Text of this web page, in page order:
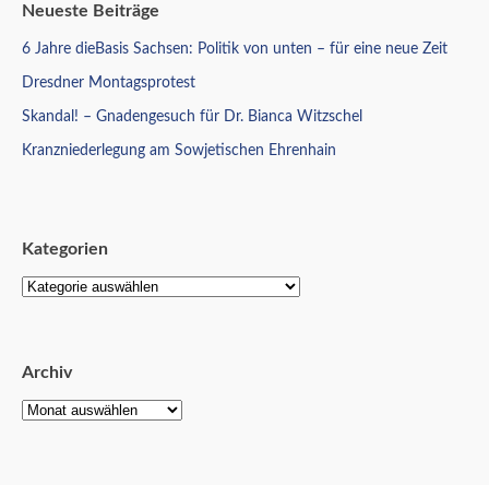
Neueste Beiträge
6 Jahre dieBasis Sachsen: Politik von unten – für eine neue Zeit
Dresdner Montagsprotest
Skandal! – Gnadengesuch für Dr. Bianca Witzschel
Kranzniederlegung am Sowjetischen Ehrenhain
Kategorien
Archiv